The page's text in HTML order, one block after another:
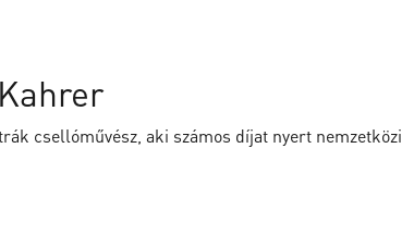
csellóművész, aki számos díjat nyert nemzetközi